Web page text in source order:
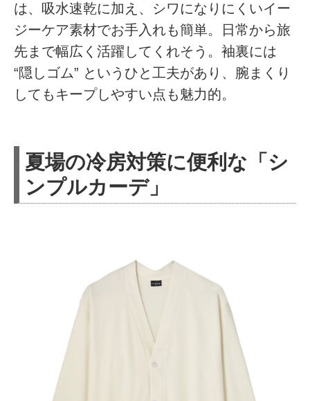
は、吸水速乾に加え、シワになりにくいイー
ジーケア素材でお手入れも簡単。日常から旅
先まで幅広く活躍してくれそう。袖裏には
“隠しゴム” というひと工夫があり、腕まくり
してもキープしやすい点も魅力的。
夏場の冷房対策に便利な「シ
ンプルカーデ」